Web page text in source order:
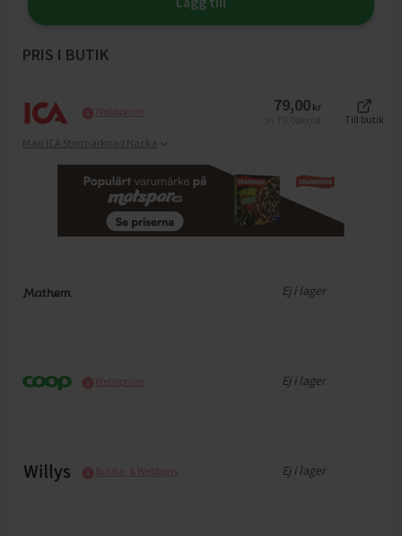
PRIS I BUTIK
Webbpriser 79,00 kr
Till butik
Maxi ICA Stormarknad Nacka
Ej i lager
Webbpriser Ej i lager
Butiks- & Webbpris Ej i lager